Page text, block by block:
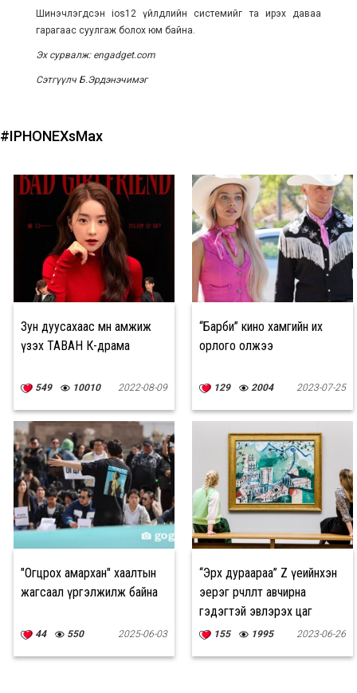
Шинэчлэгдсэн ios12 үйлдлийн системийг та ирэх даваа
гарагаас суулгаж болох юм байна.
Эх сурвалж: engadget.com
Сэтгүүлч Б.Эрдэнэчимэг
#IPHONEXsMax
Зун дуусахаас өмнө амжиж
үзэх ТАВАН К-драма
549 10010 2022-08-09
“Барби” кино хамгийн их
орлого олжээ
129 2004 2023-07-25
"Огцрох амархан" хаалтын
жагсаал үргэлжилж байна
44 550 2025-06-03
“Эрх дураараа” Z үеийнхэн
эерэг өөрчлөлт авчирна
гэдэгтэй эвлэрэх цаг
болжээ
155 1995 2023-06-26